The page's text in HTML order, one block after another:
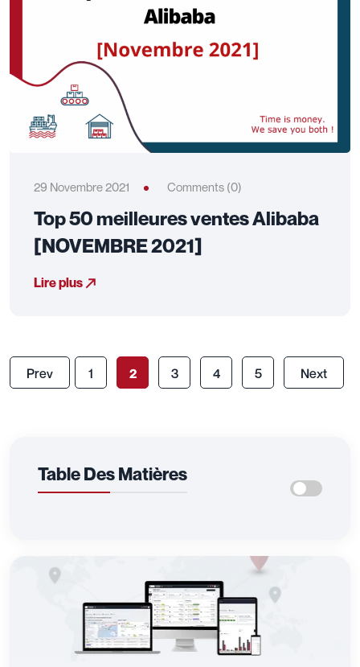
29 Novembre 2021 Comments (0)
Top 50 meilleures ventes Alibaba
[NOVEMBRE 2021]
Lire plus
Prev 1 2 3 4 5 Next
Table Des Matières